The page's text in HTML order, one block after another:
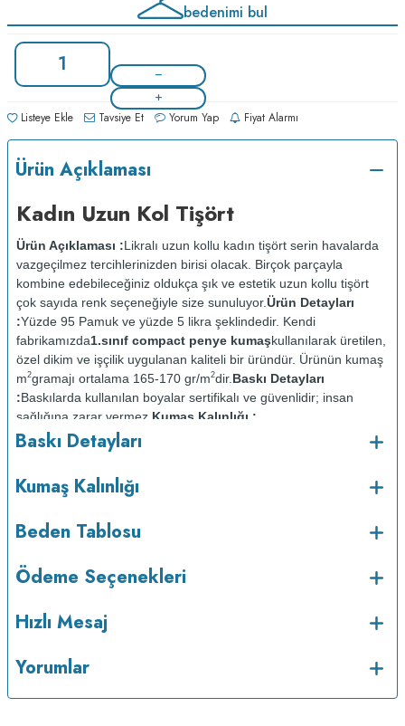
bedenimi bul
Listeye Ekle Tavsiye Et Yorum Yap Fiyat Alarmı
Ürün Açıklaması
Kadın Uzun Kol Tişört
Ürün Açıklaması :Likralı uzun kollu kadın tişört serin havalarda
vazgeçilmez tercihlerinizden birisi olacak. Birçok parçayla
kombine edebileceğiniz oldukça şık ve estetik uzun kollu tişört
çok sayıda renk seçeneğiyle size sunuluyor.Ürün Detayları
:Yüzde 95 Pamuk ve yüzde 5 likra şeklindedir. Kendi
fabrikamızda1.sınıf compact penye kumaşkullanılarak üretilen,
özel dikim ve işçilik uygulanan kaliteli bir üründür. Ürünün kumaş
m2gramajı ortalama 165-170 gr/m2dir. Baskı Detayları
:Baskılarda kullanılan boyalar sertifikalı ve güvenlidir; insan
sağlığına zarar vermez. Kumaş Kalınlığı :
yapılmaz.
Kurutma makinesinde kurutulmaz. Orta ısıda ve tersten
Baskı Detayları
Kumaş Kalınlığı
Beden Tablosu
Ödeme Seçenekleri
Hızlı Mesaj
Yorumlar